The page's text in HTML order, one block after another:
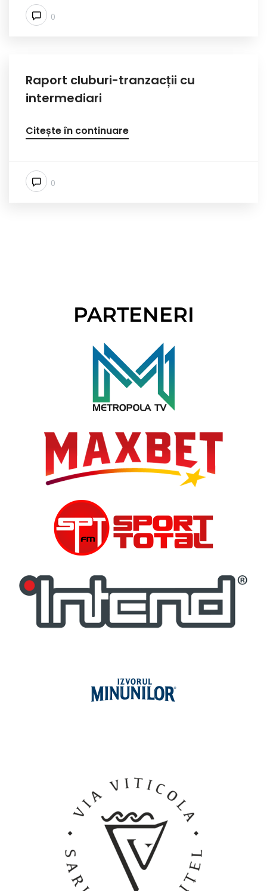
0
Raport cluburi-tranzacții cu
intermediari
Citește în continuare
0
PARTENERI